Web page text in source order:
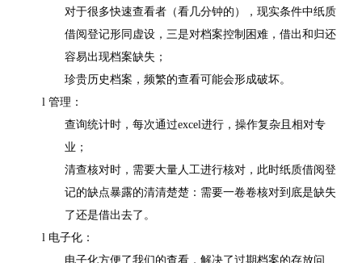
对于很多快速查看者（看几分钟的），现实条件中纸质
借阅登记形同虚设，三是对档案控制困难，借出和归还
容易出现档案缺失；
珍贵历史档案，频繁的查看可能会形成破坏。
l 管理：
查询统计时，每次通过excel进行，操作复杂且相对专
业；
清查核对时，需要大量人工进行核对，此时纸质借阅登
记的缺点暴露的清清楚楚：需要一卷卷核对到底是缺失
了还是借出去了。
l 电子化：
电子化方便了我们的查看，解决了过期档案的存放问